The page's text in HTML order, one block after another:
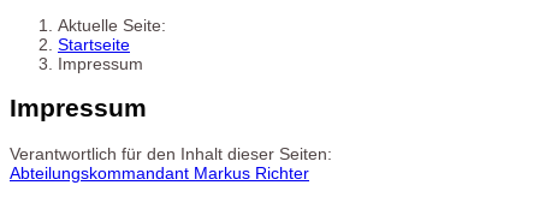
Aktuelle Seite:
Startseite
Impressum
Impressum
Verantwortlich für den Inhalt dieser Seiten:
Abteilungskommandant Markus Richter